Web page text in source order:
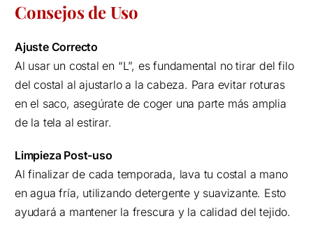
Consejos de Uso
Ajuste Correcto
Al usar un costal en “L”, es fundamental no tirar del filo
del costal al ajustarlo a la cabeza. Para evitar roturas
en el saco, asegúrate de coger una parte más amplia
de la tela al estirar.
Limpieza Post-uso
Al finalizar de cada temporada, lava tu costal a mano
en agua fría, utilizando detergente y suavizante. Esto
ayudará a mantener la frescura y la calidad del tejido.